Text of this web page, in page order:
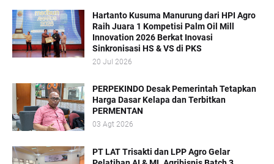
Hartanto Kusuma Manurung dari HPI Agro
Raih Juara 1 Kompetisi Palm Oil Mill
Innovation 2026 Berkat Inovasi
Sinkronisasi HS & VS di PKS
20 Jul 2026
PERPEKINDO Desak Pemerintah Tetapkan
Harga Dasar Kelapa dan Terbitkan
PERMENTAN
03 Agt 2026
PT LAT Trisakti dan LPP Agro Gelar